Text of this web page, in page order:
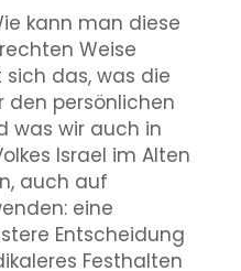
kann man diese
Weise
das, was die
den persönlichen
was wir auch in
Israel im Alten
auch auf
eine
Entscheidung
Festhalten